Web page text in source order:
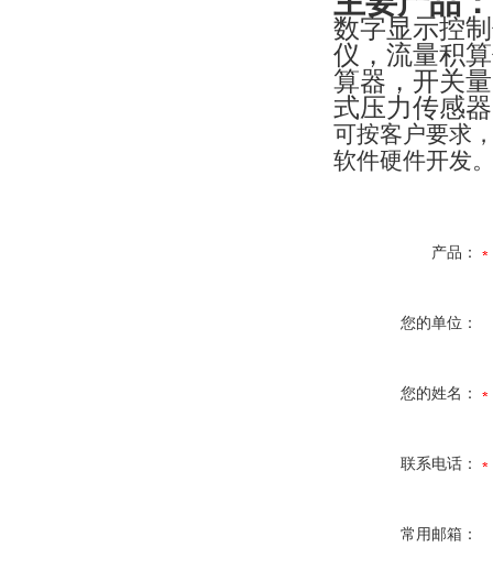
数字显示控
仪，流量积
算器，开关
式压力传感
可按客户要求
软件硬件开发
产品：
您的单位：
您的姓名：
联系电话：
常用邮箱：